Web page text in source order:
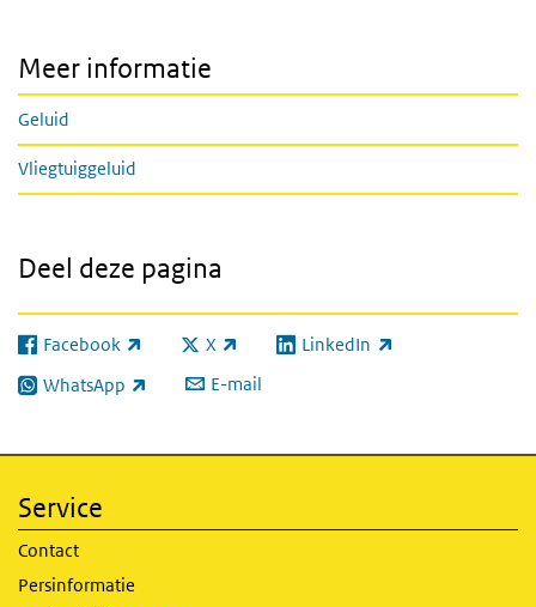
Meer informatie
Geluid
Vliegtuiggeluid
Deel deze pagina
Facebook
(externe link) X
(externe link) LinkedIn
(externe link)
WhatsApp
(externe link) E-mail
Service
Contact
Persinformatie